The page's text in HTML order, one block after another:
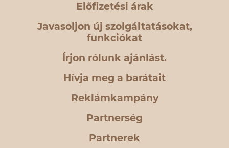
Előfizetési árak
Javasoljon új szolgáltatásokat,
funkciókat
Írjon rólunk ajánlást.
Hívja meg a barátait
Reklámkampány
Partnerség
Partnerek